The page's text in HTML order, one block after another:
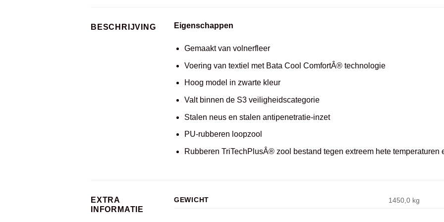
BESCHRIJVING Eigenschappen
Gemaakt van volnerfleer
Voering van textiel met Bata Cool ComfortÂ® technologie
Hoog model in zwarte kleur
Valt binnen de S3 veiligheidscategorie
Stalen neus en stalen antipenetratie-inzet
PU-rubberen loopzool
Rubberen TriTechPlusÂ® zool bestand tegen extreem hete temperaturen
EXTRA
INFORMATIE
GEWICHT 1450,0 kg